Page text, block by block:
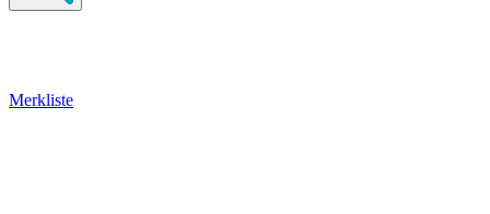
Merkliste